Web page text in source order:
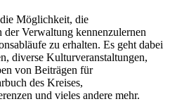
Möglichkeit, die
Verwaltung kennenzulernen
zu erhalten. Es geht dabei
diverse Kulturveranstaltungen,
von Beiträgen für
des Kreises,
und vieles andere mehr.